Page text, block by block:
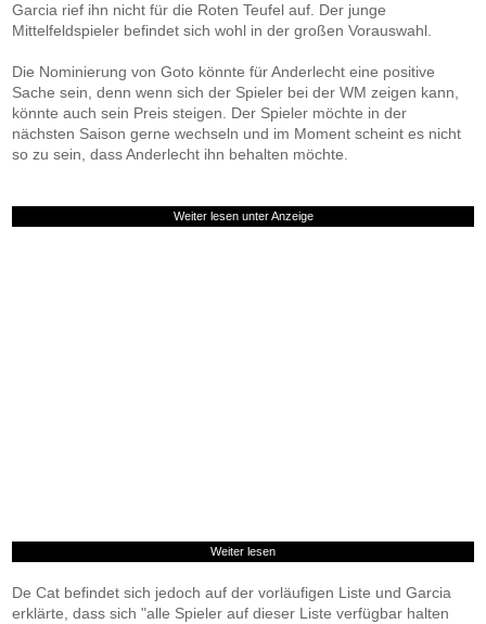
Garcia rief ihn nicht für die Roten Teufel auf. Der junge
Mittelfeldspieler befindet sich wohl in der großen Vorauswahl.
Die Nominierung von Goto könnte für Anderlecht eine positive
Sache sein, denn wenn sich der Spieler bei der WM zeigen kann,
könnte auch sein Preis steigen. Der Spieler möchte in der
nächsten Saison gerne wechseln und im Moment scheint es nicht
so zu sein, dass Anderlecht ihn behalten möchte.
Weiter lesen unter Anzeige
Weiter lesen
De Cat befindet sich jedoch auf der vorläufigen Liste und Garcia
erklärte, dass sich "alle Spieler auf dieser Liste verfügbar halten